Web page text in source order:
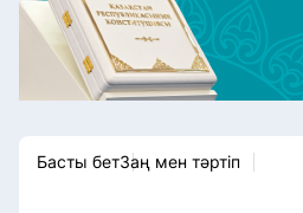
Экономика
Спорт
Мәдениет
Басты бетЗаң мен тәртіп